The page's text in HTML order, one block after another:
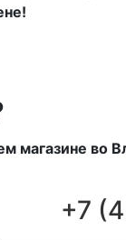
магазине во
+7